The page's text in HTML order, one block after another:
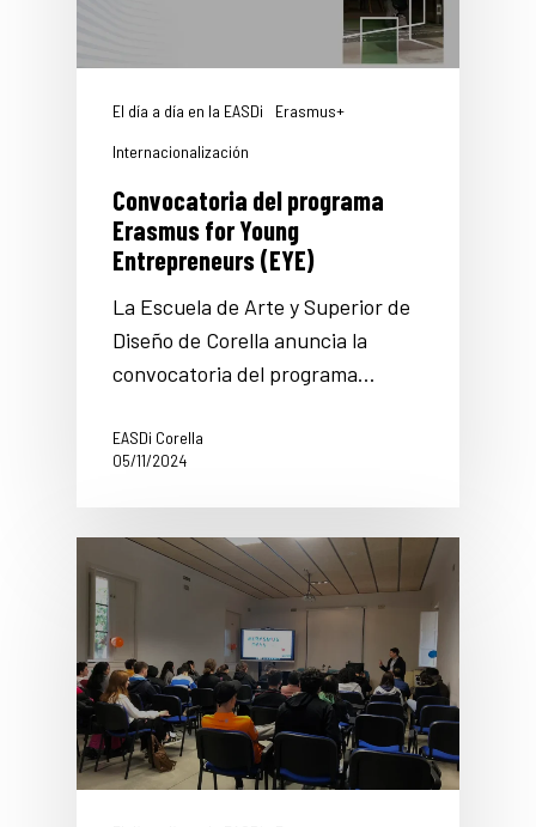
El día a día en la EASDi
Erasmus+
Internacionalización
Convocatoria del programa
Erasmus for Young
Entrepreneurs (EYE)
La Escuela de Arte y Superior de
Diseño de Corella anuncia la
convocatoria del programa…
EASDi Corella
05/11/2024